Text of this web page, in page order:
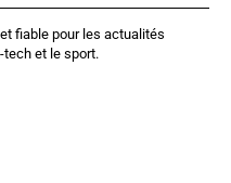
fiable pour les actualités
et le sport.